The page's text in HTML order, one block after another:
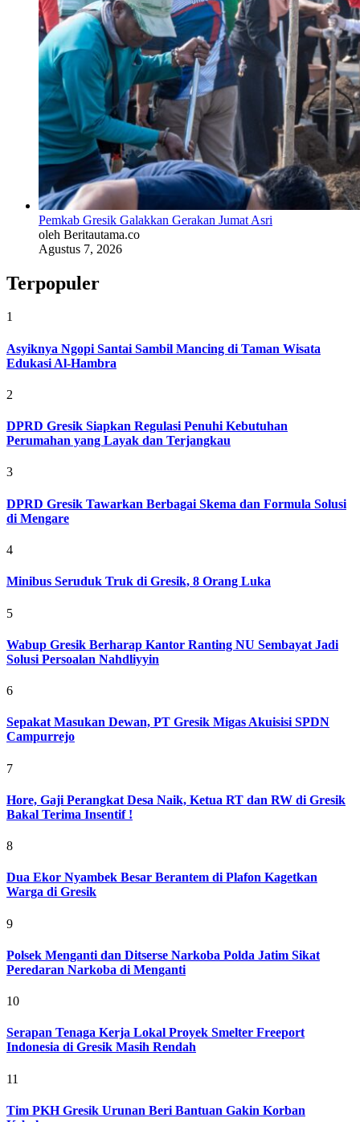
Pemkab Gresik Galakkan Gerakan Jumat Asri
oleh Beritautama.co
Agustus 7, 2026
Terpopuler
1
Asyiknya Ngopi Santai Sambil Mancing di Taman Wisata
Edukasi Al-Hambra
2
DPRD Gresik Siapkan Regulasi Penuhi Kebutuhan
Perumahan yang Layak dan Terjangkau
3
DPRD Gresik Tawarkan Berbagai Skema dan Formula Solusi
di Mengare
4
Minibus Seruduk Truk di Gresik, 8 Orang Luka
5
Wabup Gresik Berharap Kantor Ranting NU Sembayat Jadi
Solusi Persoalan Nahdliyyin
6
Sepakat Masukan Dewan, PT Gresik Migas Akuisisi SPDN
Campurrejo
7
Hore, Gaji Perangkat Desa Naik, Ketua RT dan RW di Gresik
Bakal Terima Insentif !
8
Dua Ekor Nyambek Besar Berantem di Plafon Kagetkan
Warga di Gresik
9
Polsek Menganti dan Ditserse Narkoba Polda Jatim Sikat
Peredaran Narkoba di Menganti
10
Serapan Tenaga Kerja Lokal Proyek Smelter Freeport
Indonesia di Gresik Masih Rendah
11
Tim PKH Gresik Urunan Beri Bantuan Gakin Korban